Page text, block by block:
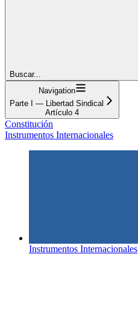
Buscar...
Navigation
Parte I — Libertad Sindical
Artículo 4
Constitución
Instrumentos Internacionales
Instrumentos Internacionales